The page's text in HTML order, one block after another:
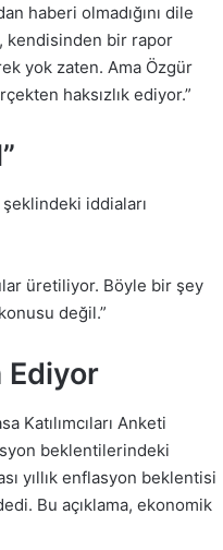
haberi olmadığını dile
kendisinden bir rapor
yok zaten. Ama Özgür
haksızlık ediyor.”
iddiaları
üretiliyor. Böyle bir şey
değil.”
Ediyor
Katılımcıları Anketi
beklentilerindeki
yıllık enflasyon beklentisi
Bu açıklama, ekonomik